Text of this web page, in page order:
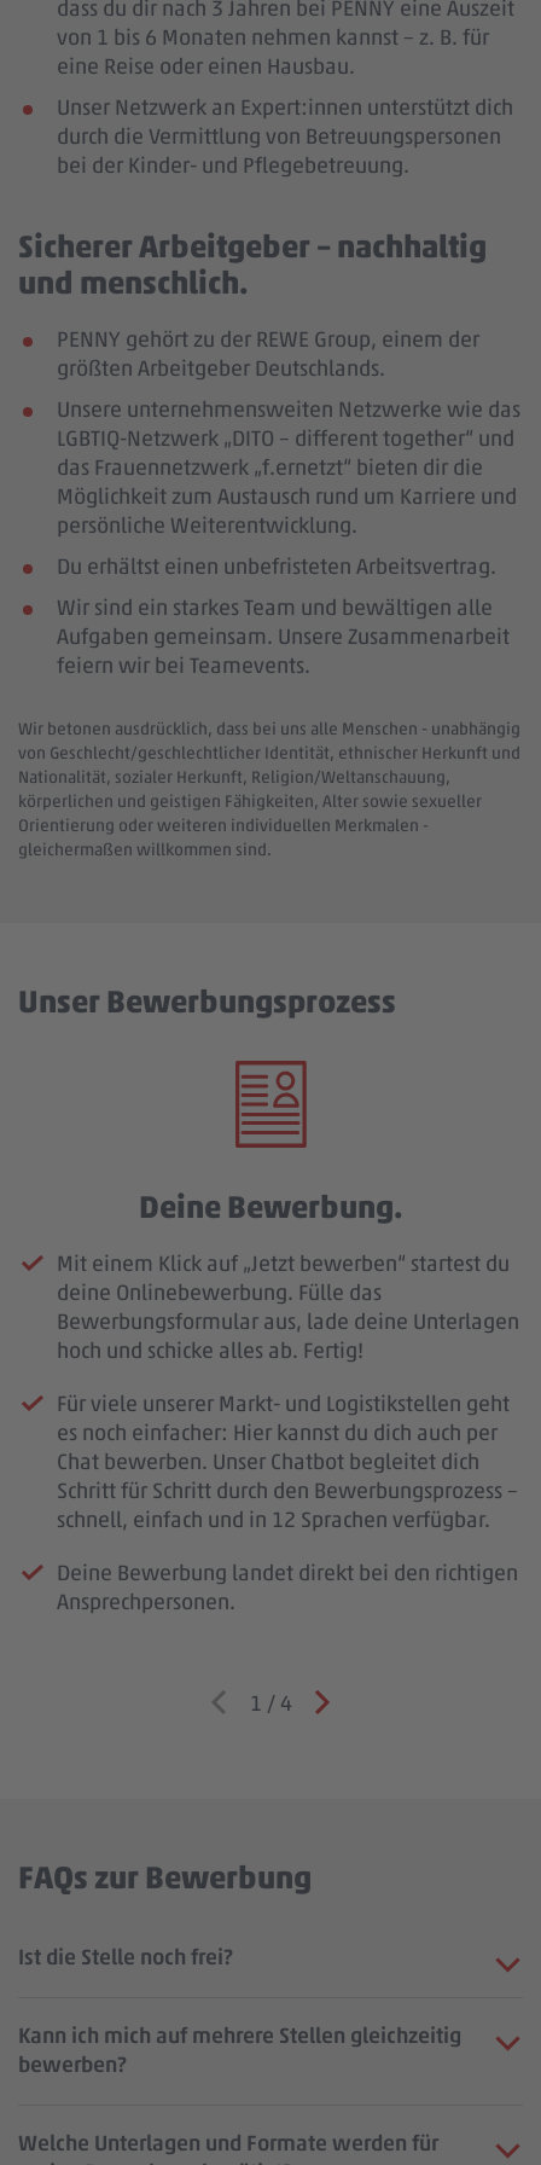
dass du dir nach 3 Jahren bei PENNY eine Auszeit
von 1 bis 6 Monaten nehmen kannst – z. B. für
eine Reise oder einen Hausbau.
Unser Netzwerk an Expert:innen unterstützt dich
durch die Vermittlung von Betreuungspersonen
bei der Kinder- und Pflegebetreuung.
Sicherer Arbeitgeber – nachhaltig
und menschlich.
PENNY gehört zu der REWE Group, einem der
größten Arbeitgeber Deutschlands.
Unsere unternehmensweiten Netzwerke wie das
LGBTIQ-Netzwerk „DITO – different together“ und
das Frauennetzwerk „f.ernetzt“ bieten dir die
Möglichkeit zum Austausch rund um Karriere und
persönliche Weiterentwicklung.
Du erhältst einen unbefristeten Arbeitsvertrag.
Wir sind ein starkes Team und bewältigen alle
Aufgaben gemeinsam. Unsere Zusammenarbeit
feiern wir bei Teamevents.
Wir betonen ausdrücklich, dass bei uns alle Menschen - unabhängig
von Geschlecht/geschlechtlicher Identität, ethnischer Herkunft und
Nationalität, sozialer Herkunft, Religion/Weltanschauung,
körperlichen und geistigen Fähigkeiten, Alter sowie sexueller
Orientierung oder weiteren individuellen Merkmalen -
gleichermaßen willkommen sind.
Unser Bewerbungsprozess
Deine Bewerbung.
Mit einem Klick auf „Jetzt bewerben“ startest du
deine Onlinebewerbung. Fülle das
Bewerbungsformular aus, lade deine Unterlagen
hoch und schicke alles ab. Fertig!
Für viele unserer Markt- und Logistikstellen geht
es noch einfacher: Hier kannst du dich auch per
Chat bewerben. Unser Chatbot begleitet dich
Schritt für Schritt durch den Bewerbungsprozess –
schnell, einfach und in 12 Sprachen verfügbar.
Deine Bewerbung landet direkt bei den richtigen
Ansprechpersonen.
1 / 4
FAQs zur Bewerbung
Ist die Stelle noch frei?
Kann ich mich auf mehrere Stellen gleichzeitig
bewerben?
Welche Unterlagen und Formate werden für